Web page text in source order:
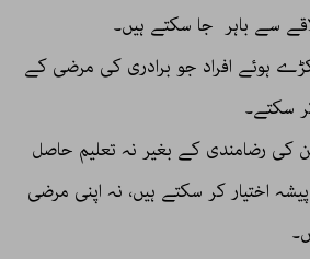
سے باہر جا سکتے ہیں۔
ہوئے افراد جو برادری کی مرضی کے
سکتے۔
کی رضامندی کے بغیر نہ تعلیم حاصل
اختیار کر سکتے ہیں، نہ اپنی مرضی